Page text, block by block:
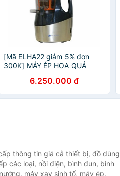
[Mã ELHA22 giảm 5% đơn
300K] MÁY ÉP HOA QUẢ
6.250.000 đ
thông tin giá cả thiết bị, đồ dùng
các loại, nồi điện, bình đun, bình
máy xay sinh tố, máy ép,